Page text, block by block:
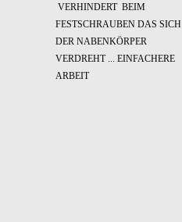
VERHINDERT BEIM
FESTSCHRAUBEN DAS SICH
DER NABENKÖRPER
VERDREHT ... EINFACHERE
ARBEIT